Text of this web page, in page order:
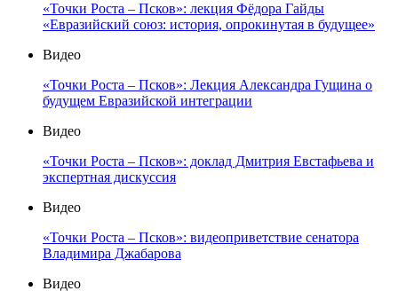
«Точки Роста – Псков»: лекция Фёдора Гайды
«Евразийский союз: история, опрокинутая в будущее»
Видео
«Точки Роста – Псков»: Лекция Александра Гущина о
будущем Евразийской интеграции
Видео
«Точки Роста – Псков»: доклад Дмитрия Евстафьева и
экспертная дискуссия
Видео
«Точки Роста – Псков»: видеоприветствие сенатора
Владимира Джабарова
Видео